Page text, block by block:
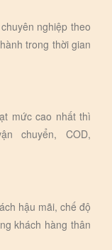
nghiệp theo
trong thời gian
mức cao nhất thì
chuyển, COD,
hậu mãi, chế độ
khách hàng thân